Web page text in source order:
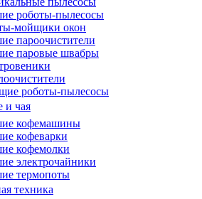
роботы-пылесосы
мойщики окон
пароочистители
паровые швабры
роботы-пылесосы
и чая
кофемашины
кофеварки
кофемолки
электрочайники
термопоты
техника